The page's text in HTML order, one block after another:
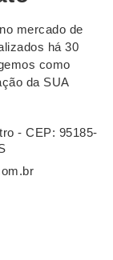
mercado de
há 30
como
da SUA
- CEP: 95185-